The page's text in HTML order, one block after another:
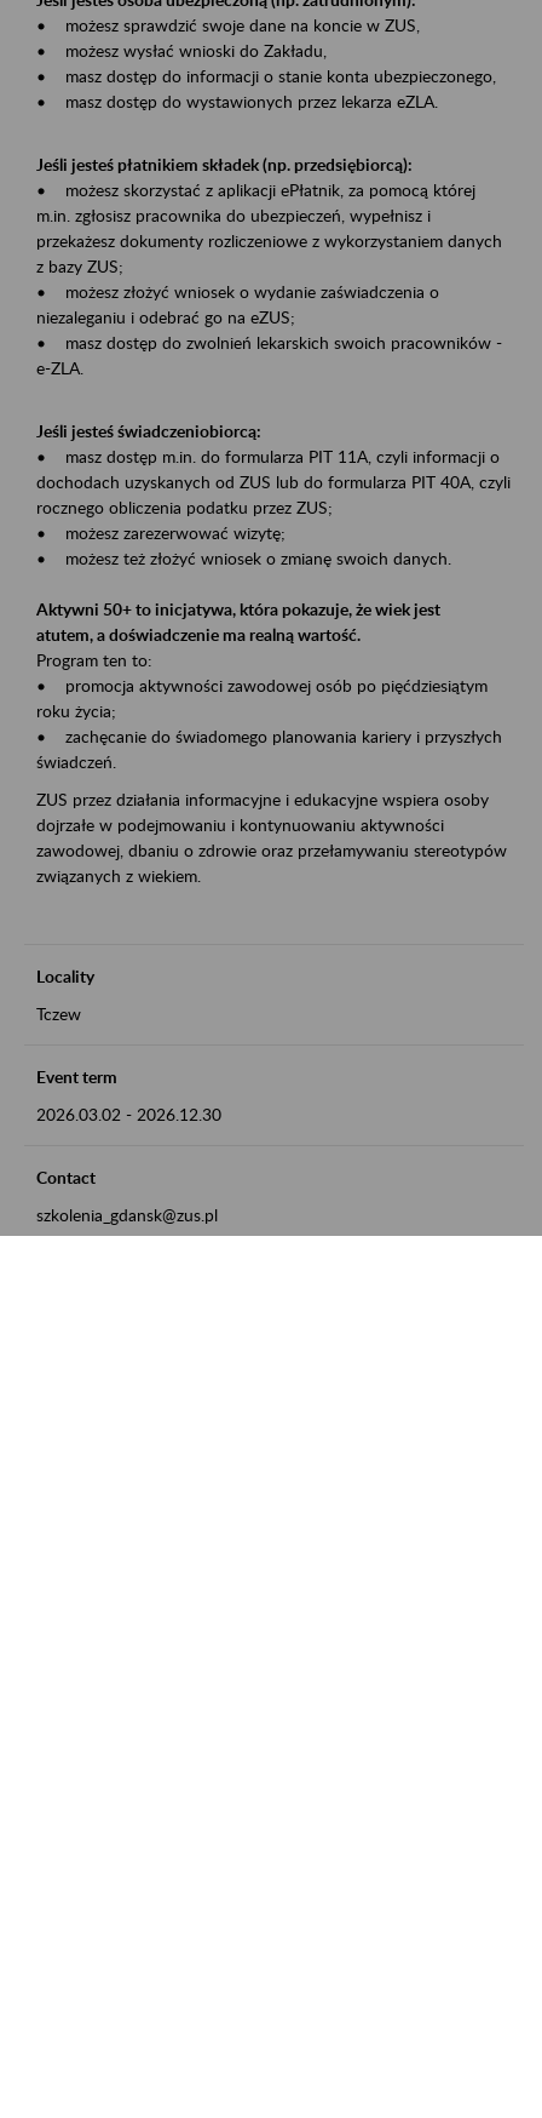
• możesz sprawdzić swoje dane na koncie w ZUS,
• możesz wysłać wnioski do Zakładu,
• masz dostęp do informacji o stanie konta ubezpieczonego,
• masz dostęp do wystawionych przez lekarza eZLA.
Jeśli jesteś płatnikiem składek (np. przedsiębiorcą):
• możesz skorzystać z aplikacji ePłatnik, za pomocą której
m.in. zgłosisz pracownika do ubezpieczeń, wypełnisz i
przekażesz dokumenty rozliczeniowe z wykorzystaniem danych
z bazy ZUS;
• możesz złożyć wniosek o wydanie zaświadczenia o
niezaleganiu i odebrać go na eZUS;
• masz dostęp do zwolnień lekarskich swoich pracowników -
e-ZLA.
Jeśli jesteś świadczeniobiorcą:
• masz dostęp m.in. do formularza PIT 11A, czyli informacji o
dochodach uzyskanych od ZUS lub do formularza PIT 40A, czyli
rocznego obliczenia podatku przez ZUS;
• możesz zarezerwować wizytę;
• możesz też złożyć wniosek o zmianę swoich danych.
Aktywni 50+ to inicjatywa, która pokazuje, że wiek jest
atutem, a doświadczenie ma realną wartość.
Program ten to:
• promocja aktywności zawodowej osób po pięćdziesiątym
roku życia;
• zachęcanie do świadomego planowania kariery i przyszłych
świadczeń.
ZUS przez działania informacyjne i edukacyjne wspiera osoby
dojrzałe w podejmowaniu i kontynuowaniu aktywności
zawodowej, dbaniu o zdrowie oraz przełamywaniu stereotypów
związanych z wiekiem.
Locality
Tczew
Event term
2026.03.02 - 2026.12.30
Contact
szkolenia_gdansk@zus.pl